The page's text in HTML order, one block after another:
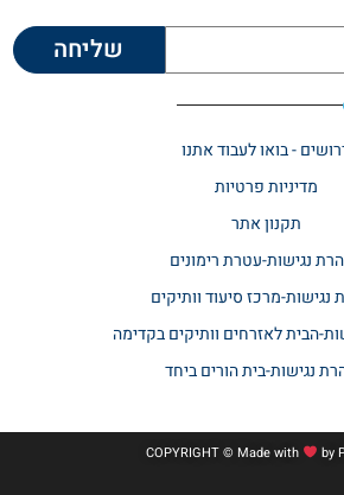
שליחה
- בואו לעבוד אתנו
מדיניות פרטיות
תקנון אתר​
נגישות-עטרת רימונים
נגישות-מרכז סיעוד וותיקים
הבית לאזרחים וותיקים בקדימה
נגישות-בית הורים ביחד
COPYRIGHT © Made with by